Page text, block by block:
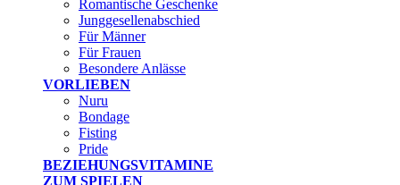
Romantische Geschenke
Junggesellenabschied
Für Männer
Für Frauen
Besondere Anlässe
VORLIEBEN
Nuru
Bondage
Fisting
Pride
BEZIEHUNGSVITAMINE
ZUM SPIELEN